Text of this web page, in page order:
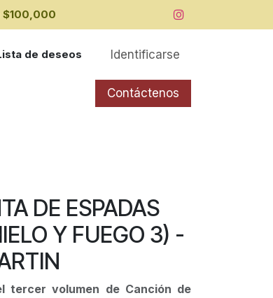
​$100,000
de deseos Identificarse
Contáctenos
DE ESPADAS
Y FUEGO 3) -
tercer volumen de Canción de